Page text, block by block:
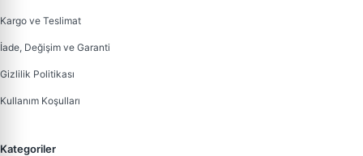
Kargo ve Teslimat
İade, Değişim ve Garanti
Gizlilik Politikası
Kullanım Koşulları
Kategoriler